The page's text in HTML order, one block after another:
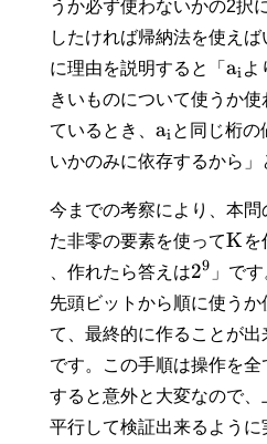
うか必ず使わないかの2択
したければ帰納法を使え
に理由を説明すると「 ai よ
きいものについて使うか
ているとき、 ai と同じ桁の
いかのみに依存するから」
今までの考察により、本
た非零の要素を使ってK を
、作れたら答えは29 」で
先頭ビットから順に使う
て、最終的に作ることが
です。この手順は操作を
すると意外と大変なので
平行して検証出来るように